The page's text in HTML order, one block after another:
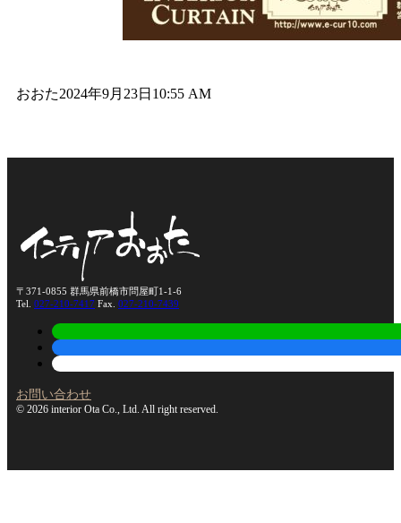
おおた2024年9月23日 10:55 AM
〒371-0855 群馬県前橋市問屋町1-1-6
Tel. 027-210-7417 Fax. 027-210-7439
お問い合わせ
© 2026 interior Ota Co., Ltd. All right reserved.